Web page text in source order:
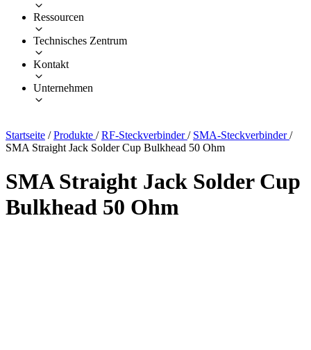
Ressourcen
Technisches Zentrum
Kontakt
Unternehmen
Startseite / Produkte / RF-Steckverbinder/ SMA-Steckverbinder/
SMA Straight Jack Solder Cup Bulkhead 50 Ohm
SMA Straight Jack Solder Cup
Bulkhead 50 Ohm